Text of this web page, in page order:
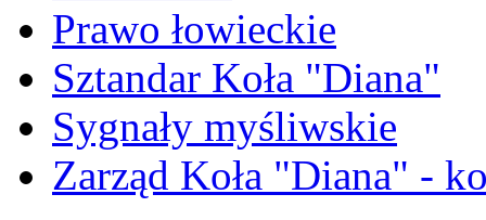
Prawo łowieckie
Sztandar Koła "Diana"
Sygnały myśliwskie
Zarząd Koła "Diana" -